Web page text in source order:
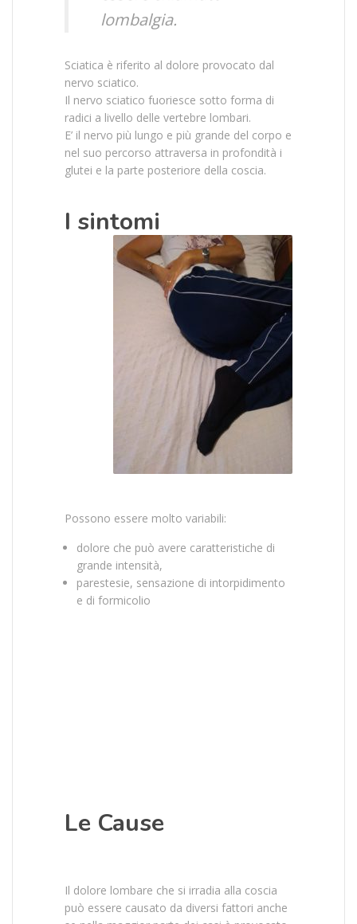
lombalgia.
Sciatica è riferito al dolore provocato dal
nervo sciatico.
Il nervo sciatico fuoriesce sotto forma di
radici a livello delle vertebre lombari.
E’ il nervo più lungo e più grande del corpo e
nel suo percorso attraversa in profondità i
glutei e la parte posteriore della coscia.
I sintomi
Possono essere molto variabili:
dolore che può avere caratteristiche di
grande intensità,
parestesie, sensazione di intorpidimento
e di formicolio
Le Cause
Il dolore lombare che si irradia alla coscia
può essere causato da diversi fattori anche